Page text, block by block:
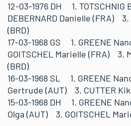
12-03-1976 DH 1.
DEBERNARD Danielle (FRA) 3.
(BRD)
17-03-1968 GS 1. GREENE
GOITSCHEL Marielle (FRA) 3.
(BRD)
16-03-1968 SL 1. GREENE
Gertrude (AUT) 3. CUTTER
15-03-1968 DH 1. GREENE
Olga (AUT) 3. GOITSCHEL